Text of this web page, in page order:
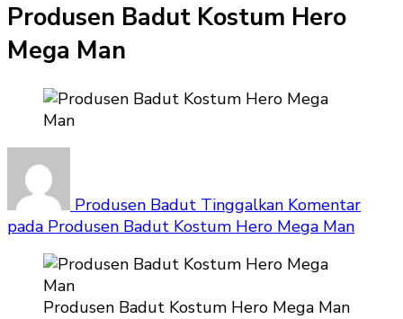
Produsen Badut Kostum Hero
Mega Man
Produsen Badut Tinggalkan Komentar
pada Produsen Badut Kostum Hero Mega Man
Produsen Badut Kostum Hero Mega Man